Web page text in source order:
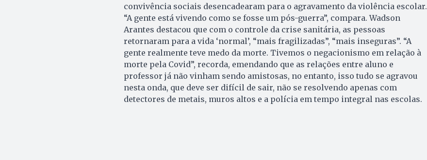
convivência sociais desencadearam para o agravamento da violência escolar.
“A gente está vivendo como se fosse um pós-guerra”, compara. Wadson
Arantes destacou que com o controle da crise sanitária, as pessoas
retornaram para a vida ‘normal’, “mais fragilizadas”, “mais inseguras”. “A
gente realmente teve medo da morte. Tivemos o negacionismo em relação à
morte pela Covid”, recorda, emendando que as relações entre aluno e
professor já não vinham sendo amistosas, no entanto, isso tudo se agravou
nesta onda, que deve ser difícil de sair, não se resolvendo apenas com
detectores de metais, muros altos e a polícia em tempo integral nas escolas.